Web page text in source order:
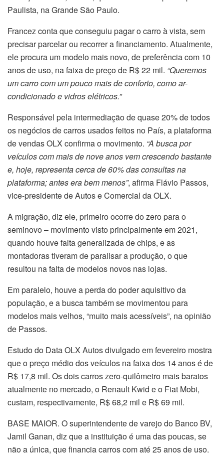
Paulista, na Grande São Paulo.
Francez conta que conseguiu pagar o carro à vista, sem
precisar parcelar ou recorrer a financiamento. Atualmente,
ele procura um modelo mais novo, de preferência com 10
anos de uso, na faixa de preço de R$ 22 mil. “Queremos
um carro com um pouco mais de conforto, como ar-
condicionado e vidros elétricos.”
Responsável pela intermediação de quase 20% de todos
os negócios de carros usados feitos no País, a plataforma
de vendas OLX confirma o movimento. “A busca por
veículos com mais de nove anos vem crescendo bastante
e, hoje, representa cerca de 60% das consultas na
plataforma; antes era bem menos”, afirma Flávio Passos,
vice-presidente de Autos e Comercial da OLX.
A migração, diz ele, primeiro ocorre do zero para o
seminovo – movimento visto principalmente em 2021,
quando houve falta generalizada de chips, e as
montadoras tiveram de paralisar a produção, o que
resultou na falta de modelos novos nas lojas.
Em paralelo, houve a perda do poder aquisitivo da
população, e a busca também se movimentou para
modelos mais velhos, “muito mais acessíveis”, na opinião
de Passos.
Estudo do Data OLX Autos divulgado em fevereiro mostra
que o preço médio dos veículos na faixa dos 14 anos é de
R$ 17,8 mil. Os dois carros zero-quilômetro mais baratos
atualmente no mercado, o Renault Kwid e o Fiat Mobi,
custam, respectivamente, R$ 68,2 mil e R$ 69 mil.
BASE MAIOR. O superintendente de varejo do Banco BV,
Jamil Ganan, diz que a instituição é uma das poucas, se
não a única, que financia carros com até 25 anos de uso.